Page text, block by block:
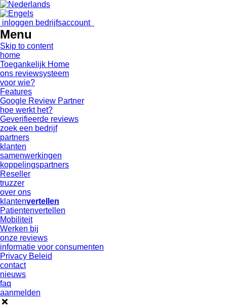
inloggen bedrijfsaccount
Menu
Skip to content
home
Toegankelijk Home
ons reviewsysteem
voor wie?
Features
Google Review Partner
hoe werkt het?
Geverifieerde reviews
zoek een bedrijf
partners
klanten
samenwerkingen
koppelingspartners
Reseller
truzzer
over ons
klantenvertellen
Patientenvertellen
Mobiliteit
Werken bij
onze reviews
informatie voor consumenten
Privacy Beleid
contact
nieuws
faq
aanmelden